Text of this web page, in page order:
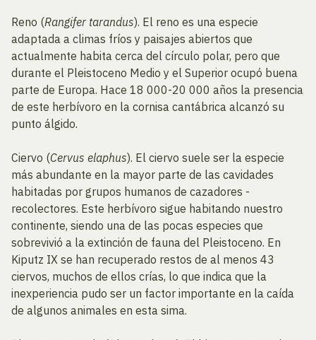
Reno (Rangifer tarandus). El reno es una especie
adaptada a climas fríos y paisajes abiertos que
actualmente habita cerca del círculo polar, pero que
durante el Pleistoceno Medio y el Superior ocupó buena
parte de Europa. Hace 18 000-20 000 años la presencia
de este herbívoro en la cornisa cantábrica alcanzó su
punto álgido.
Ciervo (Cervus elaphus). El ciervo suele ser la especie
más abundante en la mayor parte de las cavidades
habitadas por grupos humanos de cazadores -
recolectores. Este herbívoro sigue habitando nuestro
continente, siendo una de las pocas especies que
sobrevivió a la extinción de fauna del Pleistoceno. En
Kiputz IX se han recuperado restos de al menos 43
ciervos, muchos de ellos crías, lo que indica que la
inexperiencia pudo ser un factor importante en la caída
de algunos animales en esta sima.